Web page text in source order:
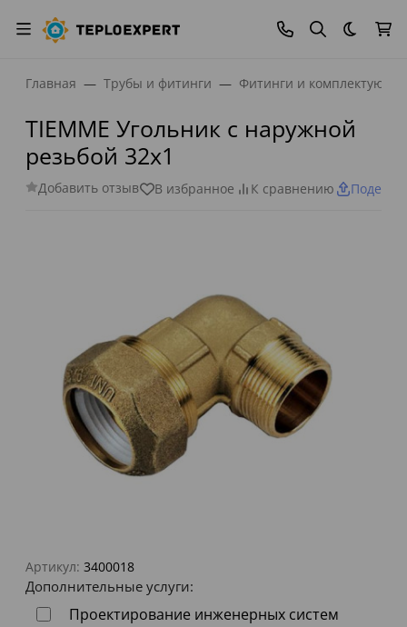
Темная
Главная Трубы и фитинги Фитинги и
TIEMME Угольник с наружной
резьбой 32х1
Добавить отзыв В избранное К сравнению
Артикул: 3400018
Дополнительные услуги:
Проектирование инженерных систем